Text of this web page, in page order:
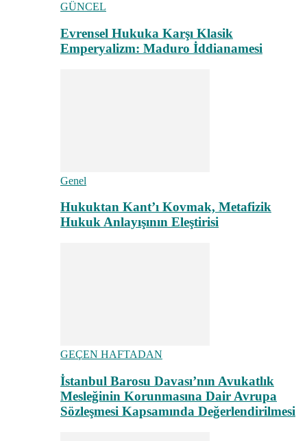
GÜNCEL
Evrensel Hukuka Karşı Klasik
Emperyalizm: Maduro İddianamesi
Genel
Hukuktan Kant’ı Kovmak, Metafizik
Hukuk Anlayışının Eleştirisi
GEÇEN HAFTADAN
İstanbul Barosu Davası’nın Avukatlık
Mesleğinin Korunmasına Dair Avrupa
Sözleşmesi Kapsamında Değerlendirilmesi